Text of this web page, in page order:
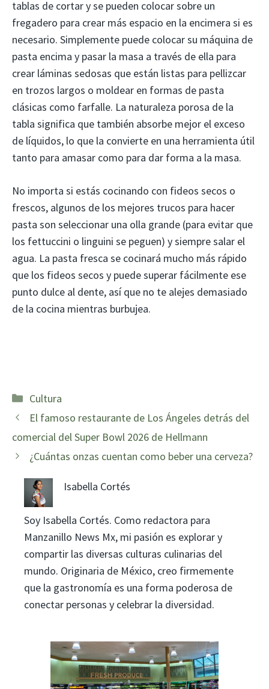
tablas de cortar y se pueden colocar sobre un
fregadero para crear más espacio en la encimera si es
necesario. Simplemente puede colocar su máquina de
pasta encima y pasar la masa a través de ella para
crear láminas sedosas que están listas para pellizcar
en trozos largos o moldear en formas de pasta
clásicas como farfalle. La naturaleza porosa de la
tabla significa que también absorbe mejor el exceso
de líquidos, lo que la convierte en una herramienta útil
tanto para amasar como para dar forma a la masa.
No importa si estás cocinando con fideos secos o
frescos, algunos de los mejores trucos para hacer
pasta son seleccionar una olla grande (para evitar que
los fettuccini o linguini se peguen) y siempre salar el
agua. La pasta fresca se cocinará mucho más rápido
que los fideos secos y puede superar fácilmente ese
punto dulce al dente, así que no te alejes demasiado
de la cocina mientras burbujea.
Categorías
Cultura
El famoso restaurante de Los Ángeles detrás del
comercial del Super Bowl 2026 de Hellmann
¿Cuántas onzas cuentan como beber una cerveza?
Isabella Cortés
Soy Isabella Cortés. Como redactora para
Manzanillo News Mx, mi pasión es explorar y
compartir las diversas culturas culinarias del
mundo. Originaria de México, creo firmemente
que la gastronomía es una forma poderosa de
conectar personas y celebrar la diversidad.